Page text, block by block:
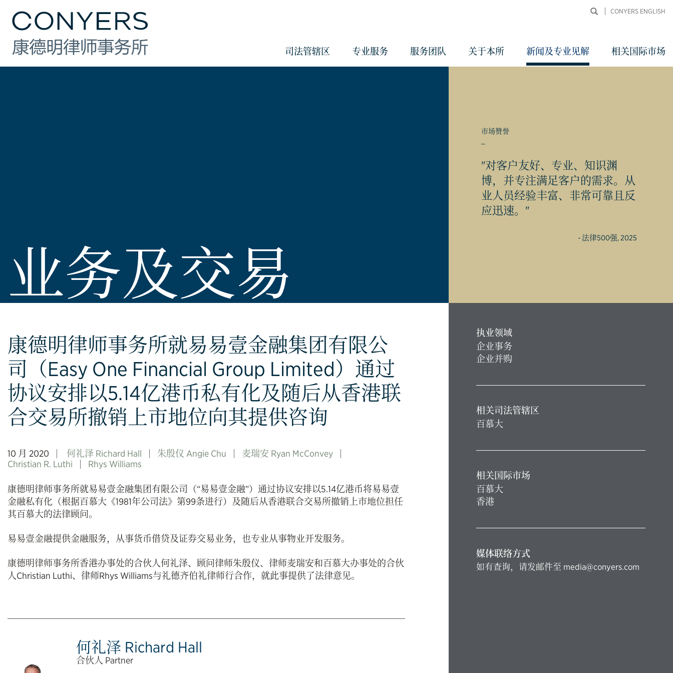
CONYERS ENGLISH
司法管辖区 专业服务 服务团队 关于本所 新闻及专业见解 相关国际市场
业务及交易
康德明律师事务所就易易壹金融集团有限公
司（Easy One Financial Group Limited）通过
协议安排以5.14亿港币私有化及随后从香港联
合交易所撤销上市地位向其提供咨询
10 月 2020 何礼泽 Richard Hall 朱殷仪 Angie Chu
麦瑞安 Ryan McConvey
Christian R. Luthi
Rhys Williams
康德明律师事务所就易易壹金融集团有限公司（“易易壹金融”）通过协议安排以5.14亿港币将易易壹
金融私有化（根据百慕大《1981年公司法》第99条进行）及随后从香港联合交易所撤销上市地位担任
其百慕大的法律顾问。
易易壹金融提供金融服务，从事货币借贷及证券交易业务，也专业从事物业开发服务。
康德明律师事务所香港办事处的合伙人何礼泽、顾问律师朱殷仪、律师麦瑞安和百慕大办事处的合伙
人Christian Luthi、律师Rhys Williams与礼德齐伯礼律师行合作，就此事提供了法律意见。
何礼泽 Richard Hall
合伙人 Partner
市场赞誉
"对客户友好、专业、知识渊
博，并专注满足客户的需求。从
业人员经验丰富、非常可靠且反
应迅速。"
- 法律500强, 2025
执业领域
企业事务
企业并购
相关司法管辖区
百慕大
相关国际市场
百慕大
香港
媒体联络方式
如有查询，请发邮件至 media@conyers.com